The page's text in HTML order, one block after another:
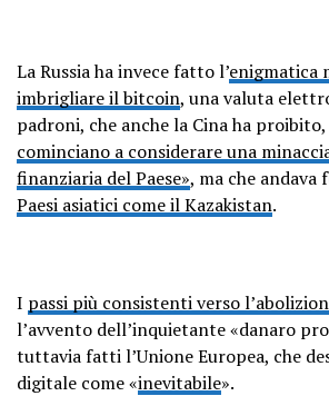
La Russia ha invece fatto l’enigmatica
imbrigliare il bitcoin, una valuta
padroni, che anche la Cina ha
cominciano a considerare una
finanziaria del Paese», ma che
Paesi asiatici come il Kazakistan.
I passi più consistenti verso
l’avvento dell’inquietante «danaro
tuttavia fatti l’Unione Europea, che
digitale come «inevitabile».